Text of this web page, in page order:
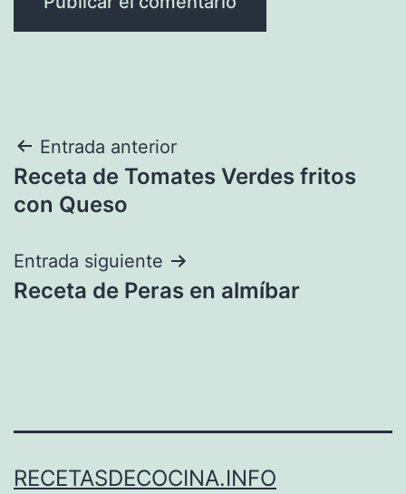
Navegación
de
Entrada anterior
Receta de Tomates Verdes fritos
con Queso
Entrada siguiente
Receta de Peras en almíbar
RECETASDECOCINA.INFO